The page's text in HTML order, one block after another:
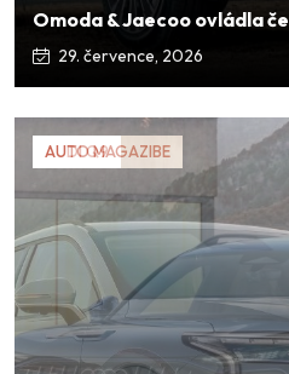
Omoda & Jaecoo ovládla
29. července, 2026
AUTO MAGAZIBE